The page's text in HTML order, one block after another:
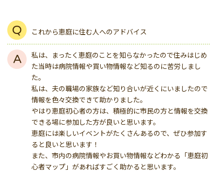
これから恵庭に住む人へのアドバイス
私は、まったく恵庭のことを知らなかったので住みはじめ
た当時は病院情報や買い物情報など知るのに苦労しまし
た。
私は、夫の職場の家族など知り合いが近くにいましたので
情報を色々交換できて助かりました。
やはり恵庭初心者の方は、積極的に市民の方と情報を交換
できる場に参加した方が良いと思います。
恵庭には楽しいイベントがたくさんあるので、ぜひ参加す
ると良いと思います！
また、市内の病院情報やお買い物情報などわかる「恵庭初
心者マップ」があればすごく助かると思います。